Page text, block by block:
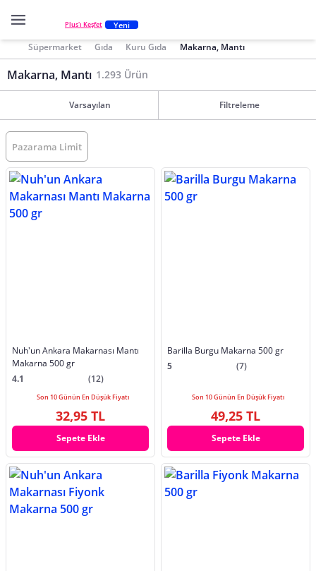
Plus'ı Keşfet Yeni
Süpermarket Gıda Kuru Gıda Makarna, Mantı
Makarna, Mantı 1.293 Ürün
Varsayılan Filtreleme
Pazarama Limit
Nuh'un Ankara Makarnası Mantı
Makarna 500 gr
4.1
(12)
Son 10 Günün En Düşük Fiyatı
32,95 TL
Sepete Ekle
Barilla Burgu Makarna 500 gr
5
(7)
Son 10 Günün En Düşük Fiyatı
49,25 TL
Sepete Ekle